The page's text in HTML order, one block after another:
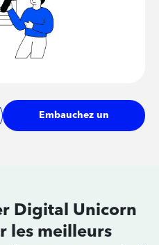
Embauchez un
Digital Unicorn
les meilleurs